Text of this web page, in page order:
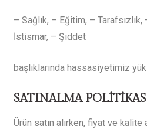
– Sağlık, – Eğitim, – Tarafsızlık,
İstismar, – Şiddet
başlıklarında hassasiyetimiz
SATINALMA
Ürün satın alırken, fiyat ve kalite